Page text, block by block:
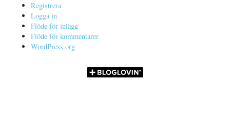
Registrera
Logga in
Flöde för inlägg
Flöde för kommentarer
WordPress.org